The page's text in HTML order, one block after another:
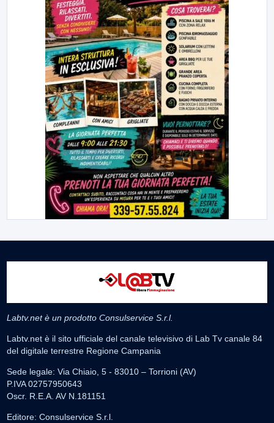
Labtv.net è un prodotto Consulservice S.r.l.
Labtv.net è il sito ufficiale del canale televisivo di Lab Tv canale 84
del digitale terrestre Regione Campania
Sede legale: Via Chiaio, 5 - 83010 – Torrioni (AV)
P.IVA 02757950643
Oscr. R.E.A. AV N.181151
Editore: Consulservice S.r.l.